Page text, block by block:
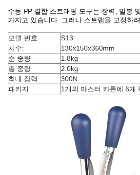
수동 PP 결합 스트래핑 도구는 장력, 밀봉
가지고 있습니다. 그러나 스트랩을 고정하
모델 번호
S13
치수:
130x150x360mm
순 중량
1.8kg
총 중량
2.0kg
최대 장력
300N
패키지
1개의 마스터 카톤에 6개